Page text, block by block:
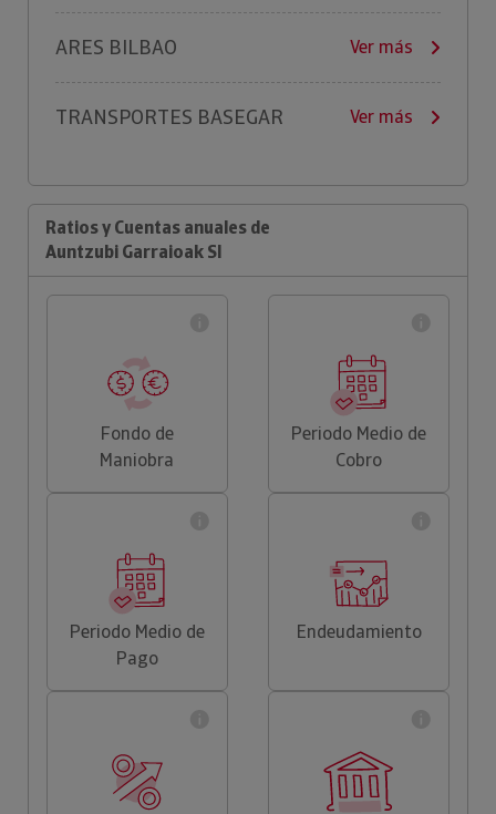
ARES BILBAO Ver más
TRANSPORTES BASEGAR Ver más
Ratios y Cuentas anuales de
Auntzubi Garraioak Sl
Fondo de
Maniobra
Periodo Medio de
Cobro
Periodo Medio de
Pago
Endeudamiento